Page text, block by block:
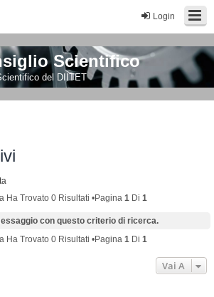
Login
Scientifico
del DIITET
Ha Trovato 0 Risultati •Pagina 1 Di 1
con questo criterio di ricerca.
Ha Trovato 0 Risultati •Pagina 1 Di 1
Vai A